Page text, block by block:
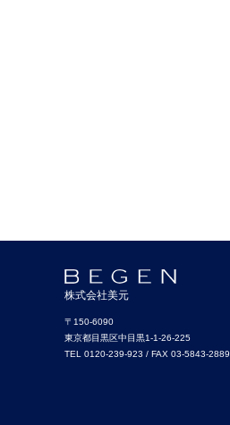
株式会社美元
〒150-6090
東京都目黒区中目黒1-1-26-225
TEL 0120-239-923 / FAX 03-5843-2889